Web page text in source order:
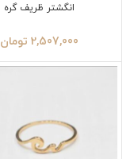
انگشتر ظریف گره
2,507,000 تومان